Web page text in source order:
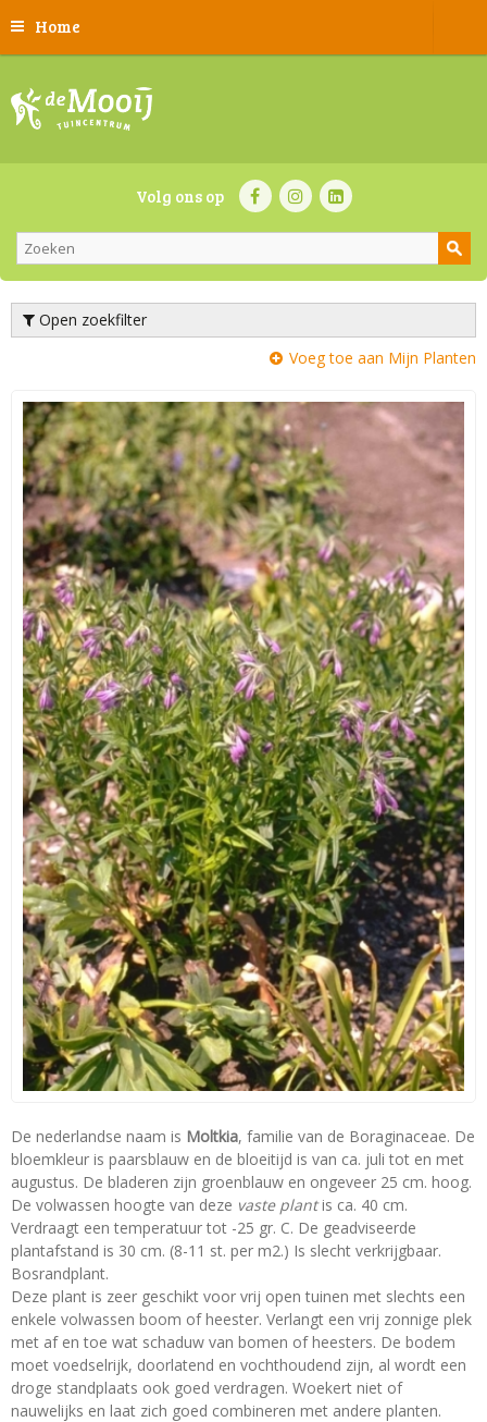
Home
Volg ons op
Open zoekfilter
Voeg toe aan Mijn Planten
De nederlandse naam is Moltkia, familie van de Boraginaceae. De
bloemkleur is paarsblauw en de bloeitijd is van ca. juli tot en met
augustus. De bladeren zijn groenblauw en ongeveer 25 cm. hoog.
De volwassen hoogte van deze vaste plantis ca. 40 cm.
Verdraagt een temperatuur tot -25 gr. C. De geadviseerde
plantafstand is 30 cm. (8-11 st. per m2.) Is slecht verkrijgbaar.
Bosrandplant.
Deze plant is zeer geschikt voor vrij open tuinen met slechts een
enkele volwassen boom of heester. Verlangt een vrij zonnige plek
met af en toe wat schaduw van bomen of heesters. De bodem
moet voedselrijk, doorlatend en vochthoudend zijn, al wordt een
droge standplaats ook goed verdragen. Woekert niet of
nauwelijks en laat zich goed combineren met andere planten.